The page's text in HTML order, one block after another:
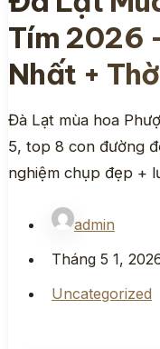
Tím 2026
Nhất +
Đà Lạt mùa hoa
5, top 8 con đường
nghiệm chụp đẹp +
admin
Tháng 5 1,
Uncategorized